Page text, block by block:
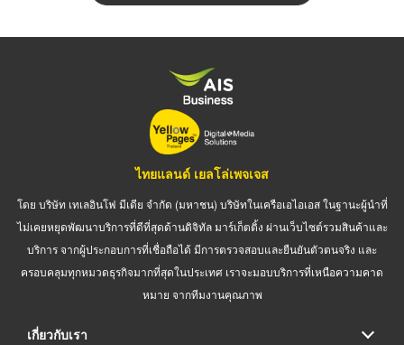
ไทยแลนด์ เยลโล่เพจเจส
โดย บริษัท เทเลอินโฟ มีเดีย จำกัด (มหาชน) บริษัทในเครือเอไอเอส ในฐานะผู้นำที่
ไม่เคยหยุดพัฒนาบริการที่ดีที่สุดด้านดิจิทัล มาร์เก็ตติ้ง ผ่านเว็บไซต์รวมสินค้าและ
บริการ จากผู้ประกอบการที่เชื่อถือได้ มีการตรวจสอบและยืนยันตัวตนจริง และ
ครอบคลุมทุกหมวดธุรกิจมากที่สุดในประเทศ เราจะมอบบริการที่เหนือความคาด
หมาย จากทีมงานคุณภาพ
เกี่ยวกับเรา